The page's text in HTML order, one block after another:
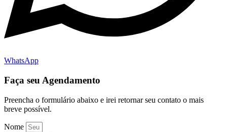
WhatsApp
Faça seu Agendamento
Preencha o formulário abaixo e irei retornar seu contato o mais
breve possível.
Nome